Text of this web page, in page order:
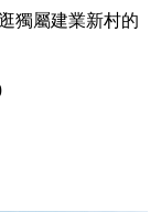
獨屬建業新村的